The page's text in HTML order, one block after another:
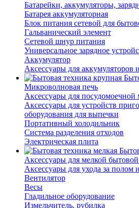
Батарейки, аккумуляторы,
Батарея аккумуляторная
Блок питания сетевой для
Гальванический элемент
Сетевой шнур питания
Универсальное зарядное
Аккумулятор
Аксессуары для аккумуляторов
Микроволновая печь
Аксессуары для
Аксессуары для устройств
оборудования для выпечки
Портативный холодильник
Система разделения отходов
Электрическая плита
Аксессуары для мелкой
Аксессуары для ухода за полом
Вентилятор
Весы
Гладильное оборудование
Измельчитель, рубилка